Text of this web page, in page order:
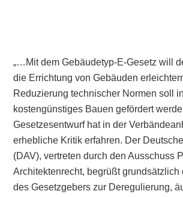
„…Mit dem Gebäudetyp-E-Gesetz will
die Errichtung von Gebäuden
Reduzierung technischer Normen soll
kostengünstiges Bauen gefördert
Gesetzesentwurf hat in der
erhebliche Kritik erfahren. Der
(DAV), vertreten durch den Ausschuss
Architektenrecht, begrüßt grundsätzlich
des Gesetzgebers zur Deregulierung,